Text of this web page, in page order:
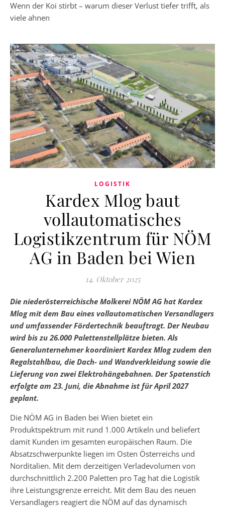
Wenn der Koi stirbt – warum dieser Verlust tiefer trifft, als
viele ahnen
LOGISTIK
Kardex Mlog baut
vollautomatisches
Logistikzentrum für NÖM
AG in Baden bei Wien
14. Oktober 2025
Die niederösterreichische Molkerei NÖM AG hat Kardex
Mlog mit dem Bau eines vollautomatischen Versandlagers
und umfassender Fördertechnik beauftragt. Der Neubau
wird bis zu 26.000 Palettenstellplätze bieten. Als
Generalunternehmer koordiniert Kardex Mlog zudem den
Regalstahlbau, die Dach- und Wandverkleidung sowie die
Lieferung von zwei Elektrohängebahnen. Der Spatenstich
erfolgte am 23. Juni, die Abnahme ist für April 2027
geplant.
Die NÖM AG in Baden bei Wien bietet ein
Produktspektrum mit rund 1.000 Artikeln und beliefert
damit Kunden im gesamten europäischen Raum. Die
Absatzschwerpunkte liegen im Osten Österreichs und
Norditalien. Mit dem derzeitigen Verladevolumen von
durchschnittlich 2.200 Paletten pro Tag hat die Logistik
ihre Leistungsgrenze erreicht. Mit dem Bau des neuen
Versandlagers reagiert die NÖM auf das dynamisch